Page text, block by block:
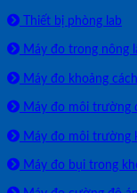
Thiết bị phòng lab
Máy đo trong nông
Máy đo khoảng cách
Máy đo môi trường
Máy đo môi trường
Máy đo bụi trong